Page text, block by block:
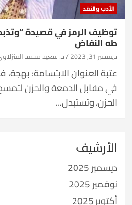
الأدب والنقد
توظيف الرمز في قصيدة
طه النفاض
ديسمبر 31, 2023 د. سعيد محمد
عتبة العنوان الابتسامة:
في مقابل الدمعة والحزن
الحزن، وتستبدل…
الأرشيف
ديسمبر 2025
نوفمبر 2025
أكتوبر 2025